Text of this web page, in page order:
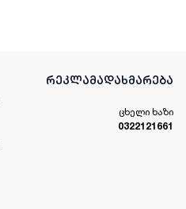
რეკლამადახმარება
ცხელი ხაზი
0322121661